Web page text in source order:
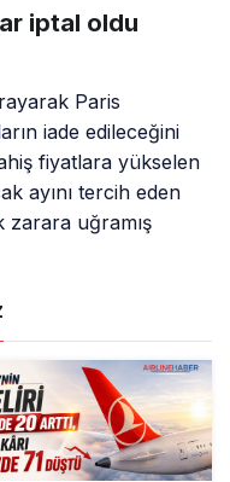
iptal oldu
Paris
iade edileceğini
fiyatlara yükselen
ayını tercih eden
zarara uğramış